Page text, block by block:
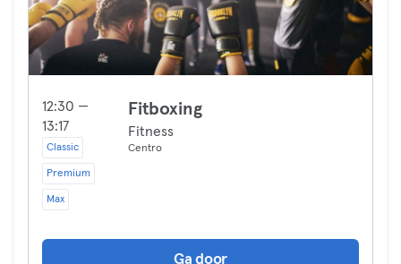
12:30 —
13:17
Classic
Premium
Max
Fitboxing
Fitness
Centro
Ga door